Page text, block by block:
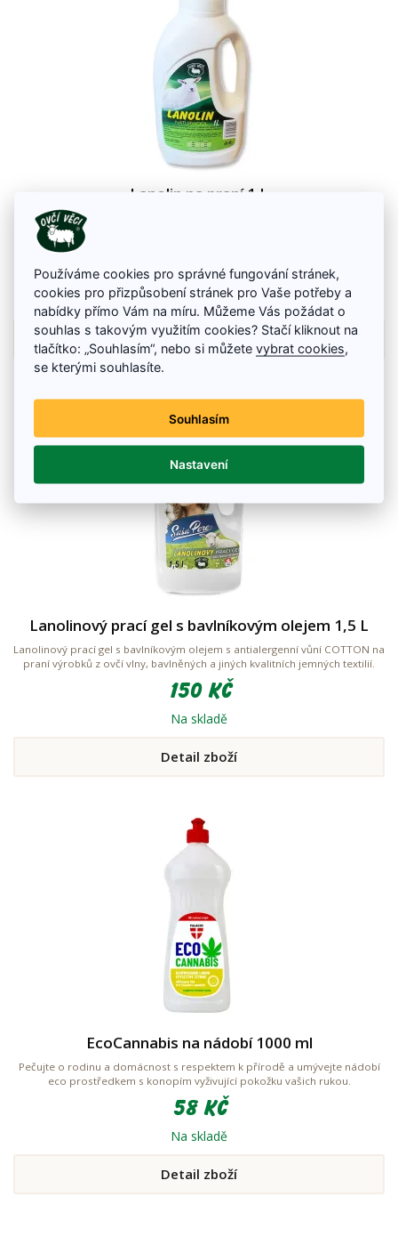
Lanolin na praní 1 L
Lanolin na praní výrobků z ovčí vlny a jiných kvalitních a jemných textilií.
Prací prostředek díky obsahu lanolinu čistí jemně a důkladně, nemění tvar
ani barvu prádla, dezinfikuje a prádlo svěže voní.
140 Kč
Na skladě
Detail zboží
Lanolinový prací gel s bavlníkovým olejem 1,5 L
Lanolinový prací gel s bavlníkovým olejem s antialergenní vůní COTTON na
praní výrobků z ovčí vlny, bavlněných a jiných kvalitních jemných textilií.
150 Kč
Na skladě
Detail zboží
EcoCannabis na nádobí 1000 ml
Pečujte o rodinu a domácnost s respektem k přírodě a umývejte nádobí
eco prostředkem s konopím vyživující pokožku vašich rukou.
58 Kč
Na skladě
Detail zboží
Používáme cookies pro správné fungování stránek,
cookies pro přizpůsobení stránek pro Vaše potřeby a
nabídky přímo Vám na míru. Můžeme Vás požádat o
souhlas s takovým využitím cookies? Stačí kliknout na
tlačítko: „Souhlasím“, nebo si můžetevybrat cookies,
se kterými souhlasíte.
Souhlasím
Nastavení